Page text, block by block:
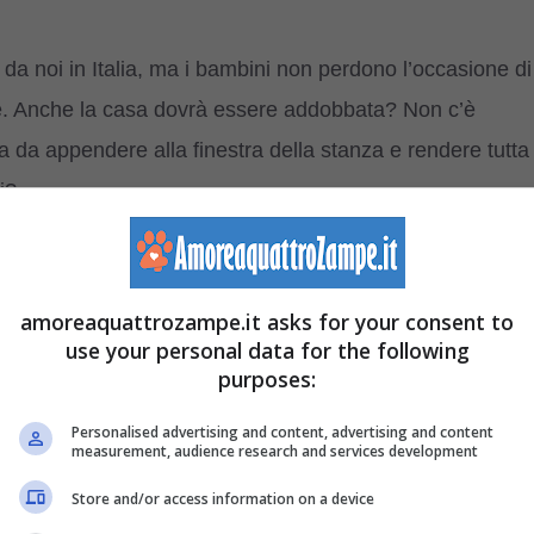
noi in Italia, ma i bambini non perdono l’occasione di
la casa dovrà essere addobbata? Non c’è
da appendere alla finestra della stanza e rendere tutta
forse per la sua abitudine di volare nelle grotte
e ‘aiutanti’ delle streghe. Il pipistrello associa in sé
utilizzato nelle pozioni magiche.
tutto l’occorrente e il
amoreaquattrozampe.it asks for your consent to
use your personal data for the following
purposes:
Personalised advertising and content, advertising and content
measurement, audience research and services development
Store and/or access information on a device